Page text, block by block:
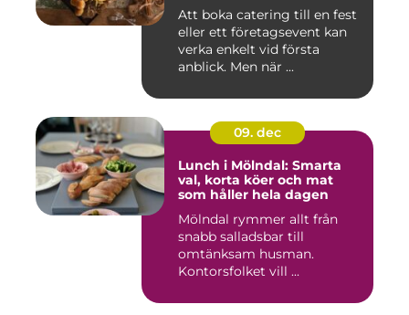
Att boka catering till en fest
eller ett företagsevent kan
verka enkelt vid första
anblick. Men när ...
09. dec
Lunch i Mölndal: Smarta
val, korta köer och mat
som håller hela dagen
Mölndal rymmer allt från
snabb salladsbar till
omtänksam husman.
Kontorsfolket vill ...